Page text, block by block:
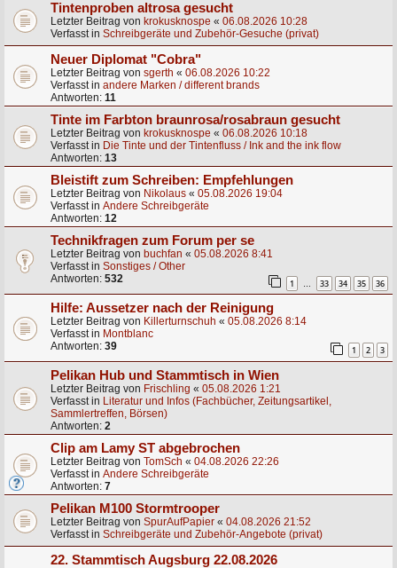
Tintenproben altrosa gesucht
Letzter Beitrag von krokusknospe « 06.08.2026 10:28
Verfasst in Schreibgeräte und Zubehör-Gesuche (privat)
Neuer Diplomat "Cobra"
Letzter Beitrag von sgerth « 06.08.2026 10:22
Verfasst in andere Marken / different brands
Antworten: 11
Tinte im Farbton braunrosa/rosabraun gesucht
Letzter Beitrag von krokusknospe « 06.08.2026 10:18
Verfasst in Die Tinte und der Tintenfluss / Ink and the ink flow
Antworten: 13
Bleistift zum Schreiben: Empfehlungen
Letzter Beitrag von Nikolaus « 05.08.2026 19:04
Verfasst in Andere Schreibgeräte
Antworten: 12
Technikfragen zum Forum per se
Letzter Beitrag von buchfan « 05.08.2026 8:41
Verfasst in Sonstiges / Other
Antworten: 532 1 33 34 35 36
Hilfe: Aussetzer nach der Reinigung
Letzter Beitrag von Killerturnschuh « 05.08.2026 8:14
Verfasst in Montblanc
Antworten: 39 1 2 3
Pelikan Hub und Stammtisch in Wien
Letzter Beitrag von Frischling « 05.08.2026 1:21
Verfasst in Literatur und Infos (Fachbücher, Zeitungsartikel,
Sammlertreffen, Börsen)
Antworten: 2
Clip am Lamy ST abgebrochen
Letzter Beitrag von TomSch « 04.08.2026 22:26
Verfasst in Andere Schreibgeräte
Antworten: 7
Pelikan M100 Stormtrooper
Letzter Beitrag von SpurAufPapier « 04.08.2026 21:52
Verfasst in Schreibgeräte und Zubehör-Angebote (privat)
22. Stammtisch Augsburg 22.08.2026